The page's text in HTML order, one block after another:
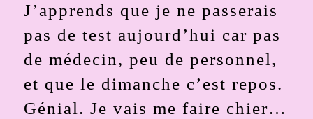
J’apprends que je ne passerais
pas de test aujourd’hui car pas
de médecin, peu de personnel,
et que le dimanche c’est repos.
Génial. Je vais me faire chier…